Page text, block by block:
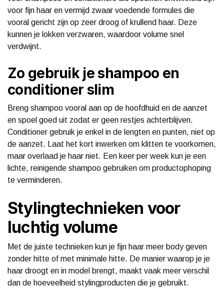
voor fijn haar en vermijd zwaar voedende formules die
vooral gericht zijn op zeer droog of krullend haar. Deze
kunnen je lokken verzwaren, waardoor volume snel
verdwijnt.
Zo gebruik je shampoo en
conditioner slim
Breng shampoo vooral aan op de hoofdhuid en de aanzet
en spoel goed uit zodat er geen restjes achterblijven.
Conditioner gebruik je enkel in de lengten en punten, niet op
de aanzet. Laat het kort inwerken om klitten te voorkomen,
maar overlaad je haar niet. Een keer per week kun je een
lichte, reinigende shampoo gebruiken om productophoping
te verminderen.
Stylingtechnieken voor
luchtig volume
Met de juiste technieken kun je fijn haar meer body geven
zonder hitte of met minimale hitte. De manier waarop je je
haar droogt en in model brengt, maakt vaak meer verschil
dan de hoeveelheid stylingproducten die je gebruikt.